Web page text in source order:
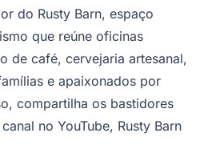
do Rusty Barn, espaço
que reúne oficinas
de café, cervejaria artesanal,
e apaixonados por
compartilha os bastidores
no YouTube, Rusty Barn